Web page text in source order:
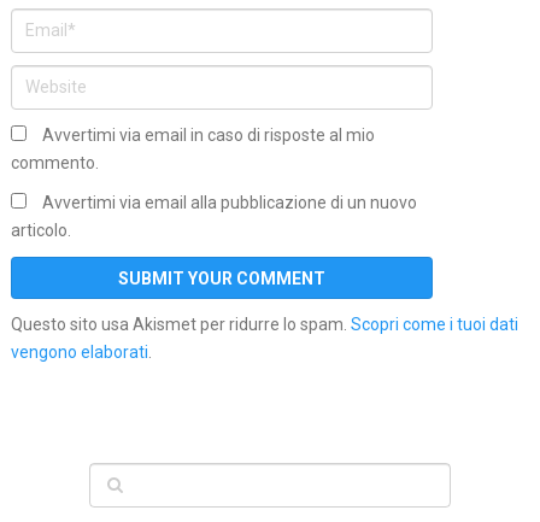
Avvertimi via email in caso di risposte al mio
commento.
Avvertimi via email alla pubblicazione di un nuovo
articolo.
Questo sito usa Akismet per ridurre lo spam. Scopri come i tuoi dati
vengono elaborati